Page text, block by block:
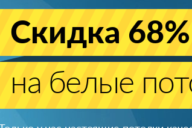
Скидка 68%
на белые